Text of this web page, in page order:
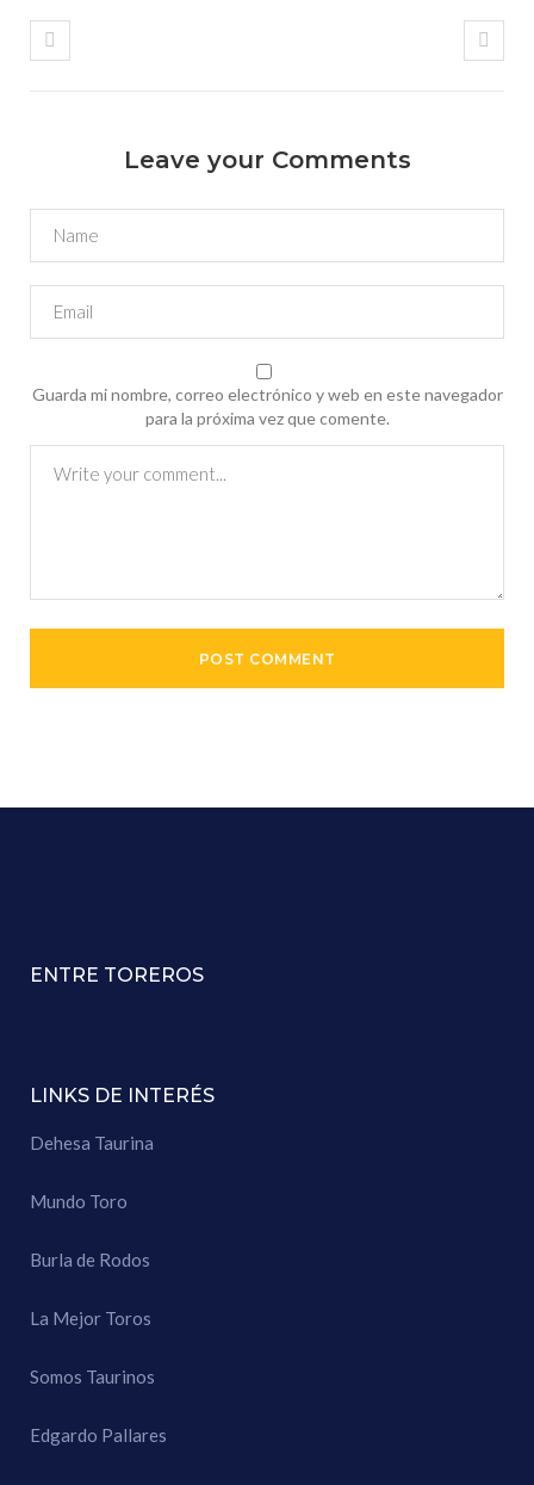
Leave your Comments
Guarda mi nombre, correo electrónico y web en este navegador
para la próxima vez que comente.
ENTRE TOREROS
LINKS DE INTERÉS
Dehesa Taurina
Mundo Toro
Burla de Rodos
La Mejor Toros
Somos Taurinos
Edgardo Pallares